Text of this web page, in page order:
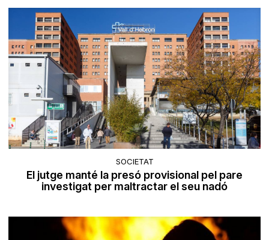
SOCIETAT
El jutge manté la presó provisional pel pare
investigat per maltractar el seu nadó